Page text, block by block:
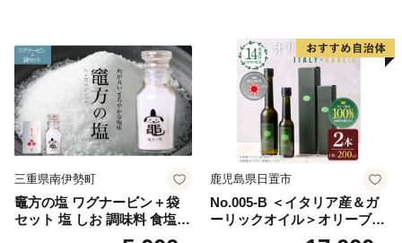
三重県南伊勢町
竈方の塩 ワグナービン＋袋
セット 塩 しお 調味料 食塩
天然 ミネラル 調味料 ソルト
鹿児島県日置市
No.005-B ＜イタリア産＆ガ
ーリックオイル＞オリーブオ
イルセット(200ml×2本) 日置